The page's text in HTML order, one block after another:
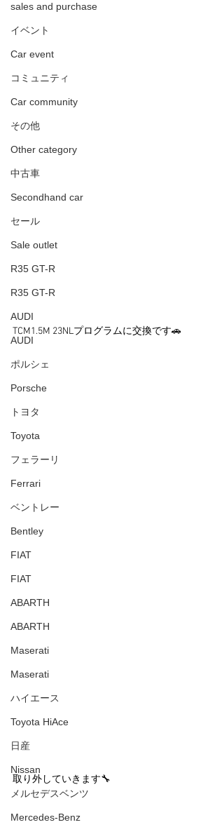
sales and purchase
イベント
Car event
コミュニティ
Car community
その他
Other category
中古車
Secondhand car
セール
Sale outlet
R35 GT-R
R35 GT-R
AUDI
AUDI
ポルシェ
Porsche
トヨタ
Toyota
フェラーリ
Ferrari
ベントレー
Bentley
FIAT
FIAT
ABARTH
ABARTH
Maserati
Maserati
ハイエース
Toyota HiAce
日産
Nissan
メルセデスベンツ
Mercedes-Benz
TCM1.5M 23NLプログラムに交換です🚗
取り外していきます🔧